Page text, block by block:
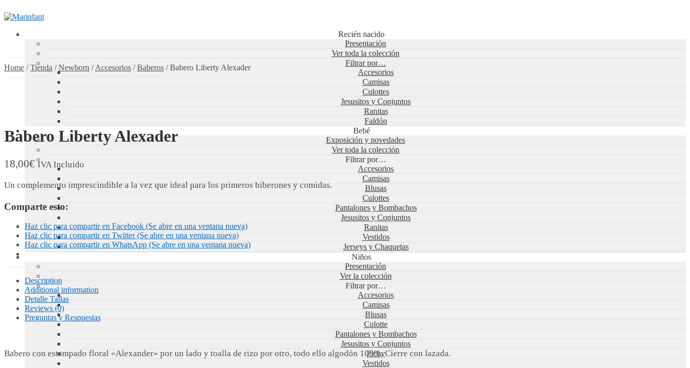
Recién nacido
Presentación
Ver toda la colección
Filtrar por…
Accesorios
Camisas
Culottes
Jesusitos y Conjuntos
Ranitas
Faldón
Bebé
Exposición y novedades
Ver toda la colección
Filtrar por…
Accesorios
Camisas
Blusas
Culottes
Pantalones y Bombachos
Jesusitos y Conjuntos
Ranitas
Vestidos
Jerseys y Chaquetas
Niños
Presentación
Ver la colección
Filtrar por…
Accesorios
Camisas
Blusas
Culotte
Pantalones y Bombachos
Jesusitos y Conjuntos
Pichy
Vestidos
Home /Tienda /Newborn /Accesorios /Baberos /Babero Liberty Alexader
Babero Liberty Alexader
18,00€ IVA Incluido
Un complemento imprescindible a la vez que ideal para los primeros biberones y comidas.
Comparte esto:
Haz clic para compartir en Facebook (Se abre en una ventana nueva)
Haz clic para compartir en Twitter (Se abre en una ventana nueva)
Haz clic para compartir en WhatsApp (Se abre en una ventana nueva)
Description
Additional information
Detalle Tallas
Reviews (0)
Preguntas y Respuestas
Babero con estampado floral «Alexander» por un lado y toalla de rizo por otro, todo ello algodón 100%. Cierre con lazada.